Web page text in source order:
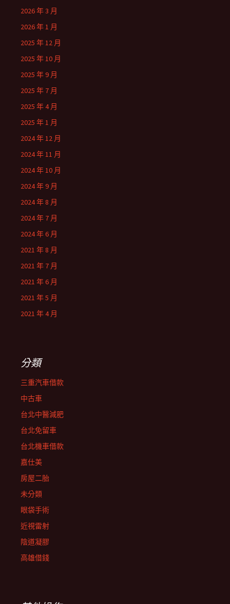
2026 年 3 月
2026 年 1 月
2025 年 12 月
2025 年 10 月
2025 年 9 月
2025 年 7 月
2025 年 4 月
2025 年 1 月
2024 年 12 月
2024 年 11 月
2024 年 10 月
2024 年 9 月
2024 年 8 月
2024 年 7 月
2024 年 6 月
2021 年 8 月
2021 年 7 月
2021 年 6 月
2021 年 5 月
2021 年 4 月
分類
三重汽車借款
中古車
台北中醫減肥
台北免留車
台北機車借款
嘉仕美
房屋二胎
未分類
眼袋手術
近視雷射
陰道凝膠
高雄借錢